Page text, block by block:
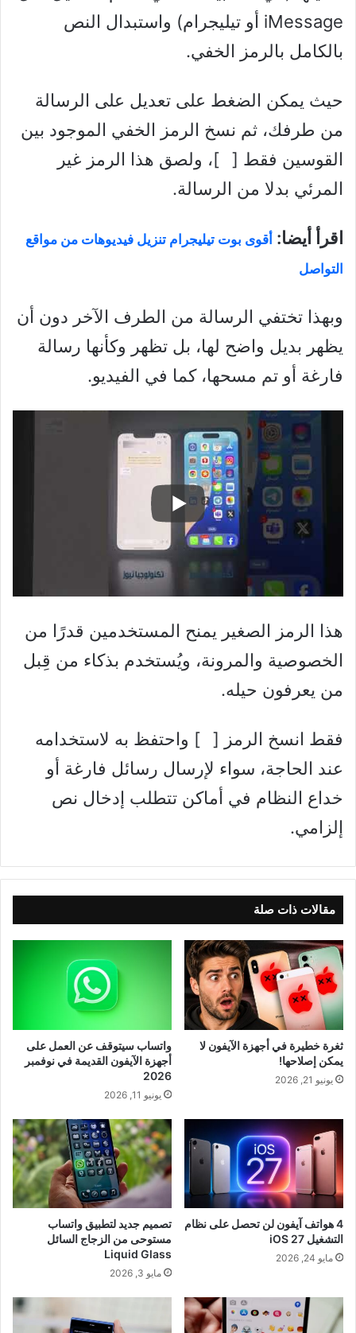
iMessage أو تيليجرام) واستبدال النص
بالكامل بالرمز الخفي.
حيث يمكن الضغط على تعديل على الرسالة
من طرفك، ثم نسخ الرمز الخفي الموجود بين
القوسين فقط [⠀]، ولصق هذا الرمز غير
المرئي بدلا من الرسالة.
اقرأ أيضا: أقوى بوت تيليجرام تنزيل فيديوهات من مواقع
التواصل
وبهذا تختفي الرسالة من الطرف الآخر دون أن
يظهر بديل واضح لها، بل تظهر وكأنها رسالة
فارغة أو تم مسحها، كما في الفيديو.
هذا الرمز الصغير يمنح المستخدمين قدرًا من
الخصوصية والمرونة، ويُستخدم بذكاء من قِبل
من يعرفون حيله.
فقط انسخ الرمز [⠀] واحتفظ به لاستخدامه
عند الحاجة، سواء لإرسال رسائل فارغة أو
خداع النظام في أماكن تتطلب إدخال نص
إلزامي.
مقالات ذات صلة
ثغرة خطيرة في أجهزة الآيفون لا
يمكن إصلاحها!
يونيو 21, 2026
واتساب سيتوقف عن العمل على
أجهزة الآيفون القديمة في نوفمبر
2026
يونيو 11, 2026
4 هواتف آيفون لن تحصل على نظام
التشغيل iOS 27
مايو 24, 2026
تصميم جديد لتطبيق واتساب
مستوحى من الزجاج السائل
Liquid Glass
مايو 3, 2026